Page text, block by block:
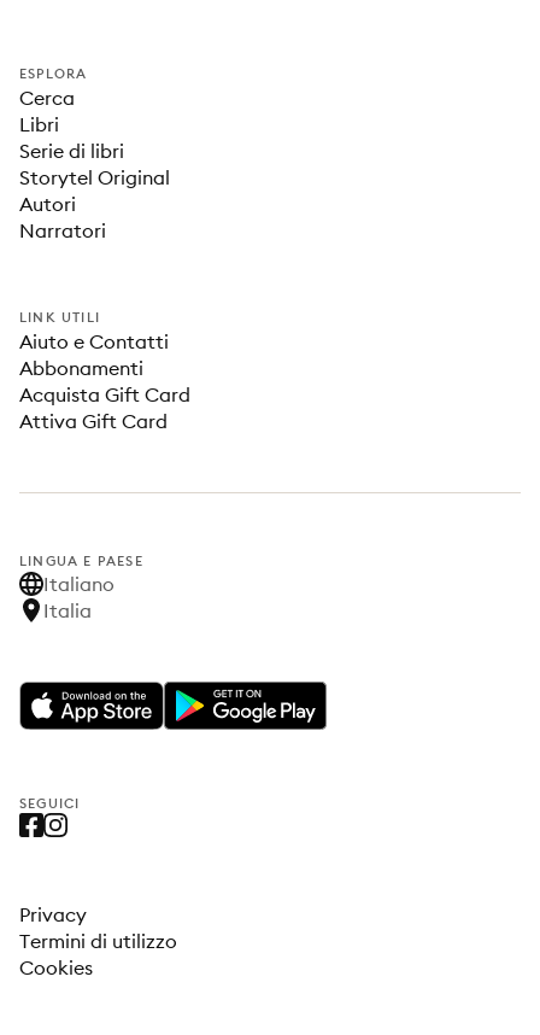
ESPLORA
Cerca
Libri
Serie di libri
Storytel Original
Autori
Narratori
LINK UTILI
Aiuto e Contatti
Abbonamenti
Acquista Gift Card
Attiva Gift Card
LINGUA E PAESE
Italiano
Italia
SEGUICI
Privacy
Termini di utilizzo
Cookies